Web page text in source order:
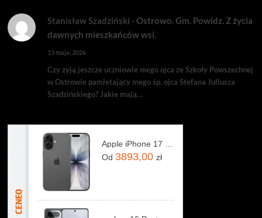
Stanisław Szadziński -Ostrowo. Gm. Powidz. Z życia
dawnych mieszkańców wsi.
13 maja, 2026
Czy zyją jeszcze uczniowie mego ojca ze Szkoły Powszechnej
w Ostrowie pamietający mego śp. ojca Stefana Juliusza
Szadzińskiego? Jakie mają…
Od 3893,00 zł